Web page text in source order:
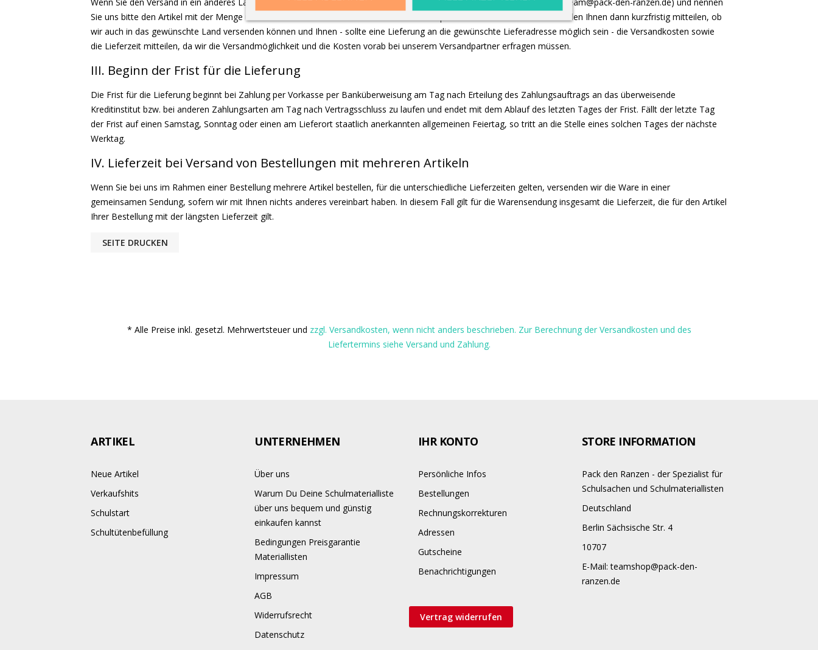
Sie uns bitte den Artikel mit der Menge und der Lieferadresse mit dem Land und der entsprechenden Postleitzahl. Wir werden Ihnen dann kurzfristig mitteilen, ob
wir auch in das gewünschte Land versenden können und Ihnen - sollte eine Lieferung an die gewünschte Lieferadresse möglich sein - die Versandkosten sowie
die Lieferzeit mitteilen, da wir die Versandmöglichkeit und die Kosten vorab bei unserem Versandpartner erfragen müssen.
III. Beginn der Frist für die Lieferung
Die Frist für die Lieferung beginnt bei Zahlung per Vorkasse per Banküberweisung am Tag nach Erteilung des Zahlungsauftrags an das überweisende
Kreditinstitut bzw. bei anderen Zahlungsarten am Tag nach Vertragsschluss zu laufen und endet mit dem Ablauf des letzten Tages der Frist. Fällt der letzte Tag
der Frist auf einen Samstag, Sonntag oder einen am Lieferort staatlich anerkannten allgemeinen Feiertag, so tritt an die Stelle eines solchen Tages der nächste
Werktag.
IV. Lieferzeit bei Versand von Bestellungen mit mehreren Artikeln
Wenn Sie bei uns im Rahmen einer Bestellung mehrere Artikel bestellen, für die unterschiedliche Lieferzeiten gelten, versenden wir die Ware in einer
gemeinsamen Sendung, sofern wir mit Ihnen nichts anderes vereinbart haben. In diesem Fall gilt für die Warensendung insgesamt die Lieferzeit, die für den Artikel
Ihrer Bestellung mit der längsten Lieferzeit gilt.
* Alle Preise inkl. gesetzl. Mehrwertsteuer und zzgl. Versandkosten, wenn nicht anders beschrieben. Zur Berechnung der Versandkosten und des
Liefertermins siehe Versand und Zahlung.
ARTIKEL
Neue Artikel
Verkaufshits
Schulstart
Schultütenbefüllung
UNTERNEHMEN
Über uns
Warum Du Deine Schulmaterialliste
über uns bequem und günstig
einkaufen kannst
Bedingungen Preisgarantie
Materiallisten
Impressum
AGB
Widerrufsrecht
Datenschutz
IHR KONTO
Persönliche Infos
Bestellungen
Rechnungskorrekturen
Adressen
Gutscheine
Benachrichtigungen
STORE INFORMATION
Pack den Ranzen - der Spezialist für
Schulsachen und Schulmateriallisten
Deutschland
Berlin Sächsische Str. 4
10707
E-Mail: teamshop@pack-den-
ranzen.de
Vertrag widerrufen